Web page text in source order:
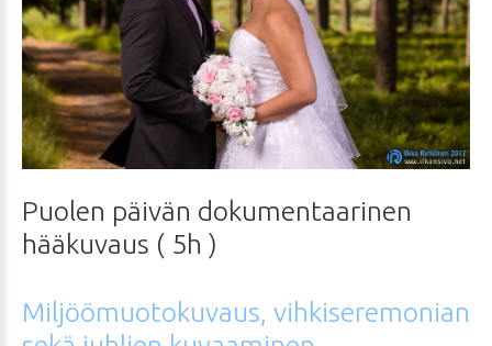
Puolen päivän dokumentaarinen
hääkuvaus ( 5h )
Miljöömuotokuvaus, vihkiseremonian